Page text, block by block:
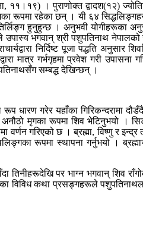
११।१९) । पुराणोक्त द्वादश(१२)
रूपमा रहेका छन् । यी ६४
हुनुहुन्छ । अनुभवी योगीहरूका
भगवान् श्री पशुपतिनाथ नेपालको
निर्दिष्ट पूजा पद्धति अनुसार
मात्र गर्भगृहमा प्रवेश गरी उपासना
सम्बद्ध देखिन्छन् ।
गरेर यहाँका गिरिकन्दरामा
मृगका रूपमा शिव भेटिनुभयो ।
वर्णन गरिएको छ । ब्रह्मा, विष्णु र
रूपमा स्थापना गर्नुभयो ।
तिनीहरूदेखि पर भाग्न भगवान् शिव
विविध कथा प्रसङ्गहरूले